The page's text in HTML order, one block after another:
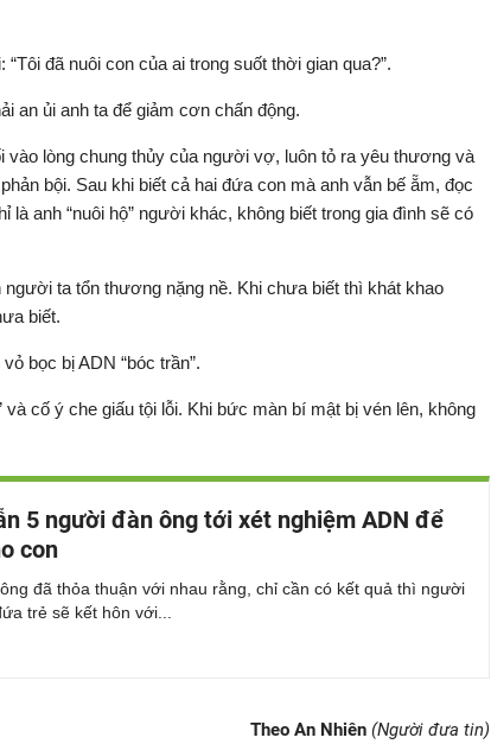
đã nuôi con của ai trong suốt thời gian qua?”.
an ủi anh ta để giảm cơn chấn động.
lòng chung thủy của người vợ, luôn tỏ ra yêu thương và
bội. Sau khi biết cả hai đứa con mà anh vẫn bế ẵm, đọc
anh “nuôi hộ” người khác, không biết trong gia đình sẽ có
ta tổn thương nặng nề. Khi chưa biết thì khát khao
biết.
bọc bị ADN “bóc trần”.
cố ý che giấu tội lỗi. Khi bức màn bí mật bị vén lên, không
5 người đàn ông tới xét nghiệm ADN để
con
đã thỏa thuận với nhau rằng, chỉ cần có kết quả thì người
trẻ sẽ kết hôn với...
Theo An Nhiên (Người đưa tin)